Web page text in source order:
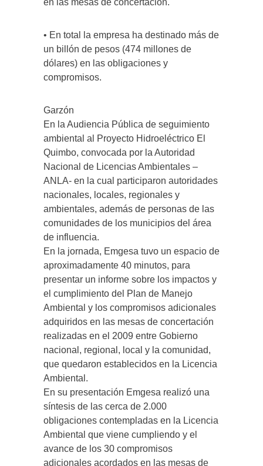
en las mesas de concertación.
• En total la empresa ha destinado más de
un billón de pesos (474 millones de
dólares) en las obligaciones y
compromisos.
Garzón
En la Audiencia Pública de seguimiento
ambiental al Proyecto Hidroeléctrico El
Quimbo, convocada por la Autoridad
Nacional de Licencias Ambientales –
ANLA- en la cual participaron autoridades
nacionales, locales, regionales y
ambientales, además de personas de las
comunidades de los municipios del área
de influencia.
En la jornada, Emgesa tuvo un espacio de
aproximadamente 40 minutos, para
presentar un informe sobre los impactos y
el cumplimiento del Plan de Manejo
Ambiental y los compromisos adicionales
adquiridos en las mesas de concertación
realizadas en el 2009 entre Gobierno
nacional, regional, local y la comunidad,
que quedaron establecidos en la Licencia
Ambiental.
En su presentación Emgesa realizó una
síntesis de las cerca de 2.000
obligaciones contempladas en la Licencia
Ambiental que viene cumpliendo y el
avance de los 30 compromisos
adicionales acordados en las mesas de